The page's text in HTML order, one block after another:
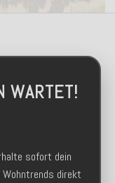
WARTET!
sofort dein
direkt